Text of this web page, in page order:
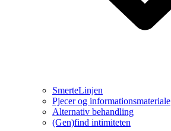
SmerteLinjen
Pjecer og informationsmateriale
Alternativ behandling
(Gen)find intimiteten